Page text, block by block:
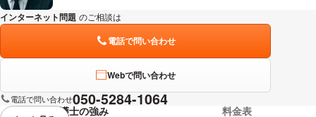
インターネット問題 のご相談は
電話で問い合わせ
Webで問い合わせ
電話で問い合わせ050-5284-1064
弁護士の強み
料金表